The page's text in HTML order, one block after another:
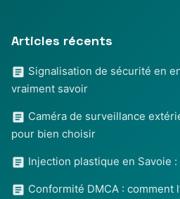
Articles récents
Signalisation de sécurité en
vraiment savoir
Caméra de surveillance
pour bien choisir
Injection plastique en Savoie
Conformité DMCA : comment